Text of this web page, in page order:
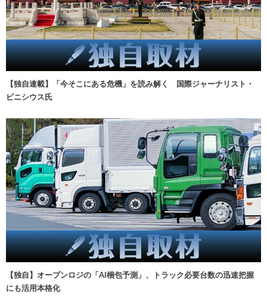
【独自連載】「今そこにある危機」を読み解く 国際ジャーナリスト・
ビニシウス氏
【独自】オープンロジの「AI梱包予測」、トラック必要台数の迅速把握
にも活用本格化